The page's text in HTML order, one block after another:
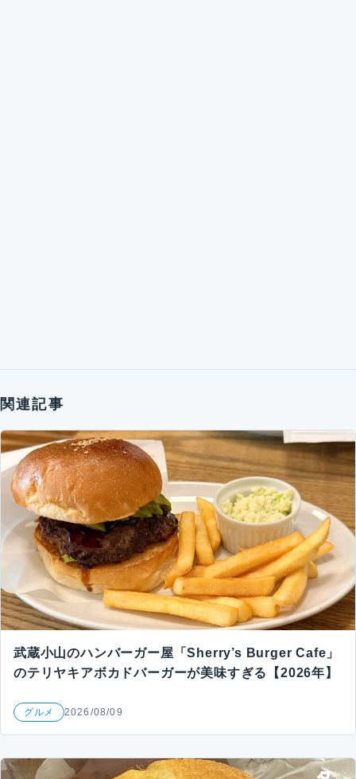
関連記事
武蔵小山のハンバーガー屋「Sherry’s Burger Cafe」
のテリヤキアボカドバーガーが美味すぎる【2026年】
グルメ 2026/08/09